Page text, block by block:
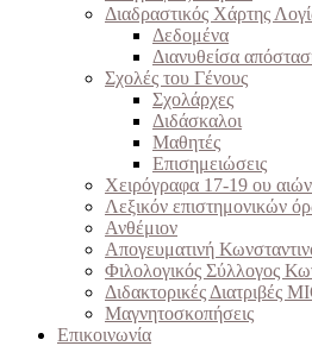
Διαδραστικός Χάρτης
Δεδομένα
Διανυθείσα
Σχολές του Γένους
Σχολάρχες
Διδάσκαλοι
Μαθητές
Επισημειώσεις
Χειρόγραφα 17-19 ου
Λεξικόν επιστημονικών
Ανθέμιον
Απογευματινή
Φιλολογικός Σύλλογος
Διδακτορικές Διατριβές
Μαγνητοσκοπήσεις
Επικοινωνία